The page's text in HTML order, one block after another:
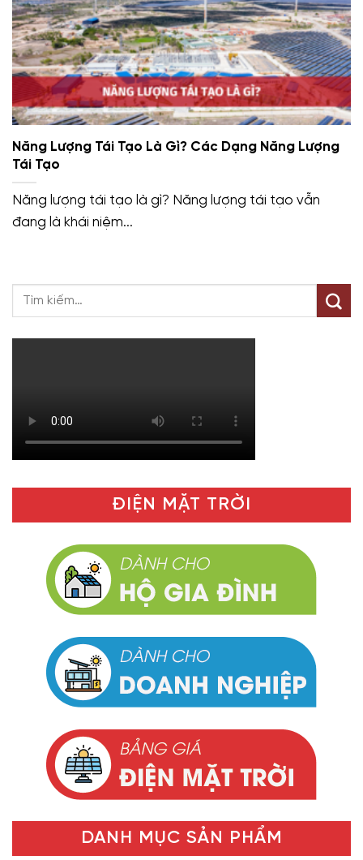
Năng Lượng Tái Tạo Là Gì? Các Dạng Năng Lượng
Tái Tạo
Năng lượng tái tạo là gì? Năng lượng tái tạo vẫn
đang là khái niệm...
ĐIỆN MẶT TRỜI
DANH MỤC SẢN PHẨM